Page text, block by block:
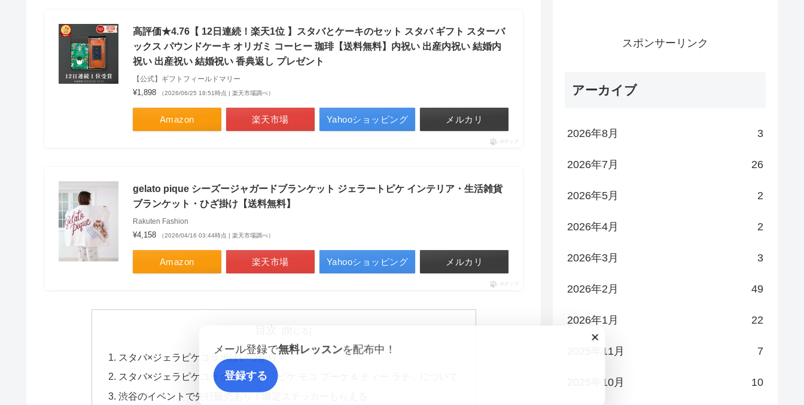
高評価★4.76【 12日連続！楽天1位 】スタバとケーキのセット スタバ ギフト スターバ
ックス パウンドケーキ オリガミ コーヒー 珈琲【送料無料】内祝い 出産内祝い 結婚内
祝い 出産祝い 結婚祝い 香典返し プレゼント
【公式】ギフトフィールドマリー
¥1,898 （2026/06/25 18:51時点 | 楽天市場調べ）
Amazon 楽天市場 Yahooショッピング メルカリ
ポチップ
gelato pique シーズージャガードブランケット ジェラートピケ インテリア・生活雑貨
ブランケット・ひざ掛け【送料無料】
Rakuten Fashion
¥4,158 （2026/04/16 03:44時点 | 楽天市場調べ）
Amazon 楽天市場 Yahooショッピング メルカリ
ポチップ
スタバ×ジェラピケコラボはいつから？
スタバ×ジェラピケコラボドリンク「ピケ モコ ブーケ & ティー ラテ」について
渋谷のイベントで先行販売あり！限定ステッカーもらえる
スポンサーリンク
アーカイブ
2026年8月 3
2026年7月 26
2026年5月 2
2026年4月 2
2026年3月 3
2026年2月 49
2026年1月 22
2025年11月 7
2025年10月 10
×
メール登録で無料レッスンを配布中！
登録する